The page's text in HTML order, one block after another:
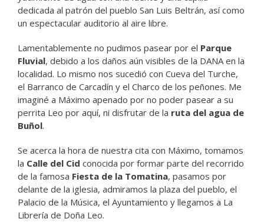
dedicada al patrón del pueblo San Luis Beltrán, así como
un espectacular auditorio al aire libre.
Lamentablemente no pudimos pasear por el Parque
Fluvial, debido a los daños aún visibles de la DANA en la
localidad. Lo mismo nos sucedió con Cueva del Turche,
el Barranco de Carcadín y el Charco de los peñones. Me
imaginé a Máximo apenado por no poder pasear a su
perrita Leo por aquí, ni disfrutar de la ruta del agua de
Buñol.
Se acerca la hora de nuestra cita con Máximo, tomamos
la Calle del Cid conocida por formar parte del recorrido
de la famosa Fiesta de la Tomatina, pasamos por
delante de la iglesia, admiramos la plaza del pueblo, el
Palacio de la Música, el Ayuntamiento y llegamos a La
Librería de Doña Leo.